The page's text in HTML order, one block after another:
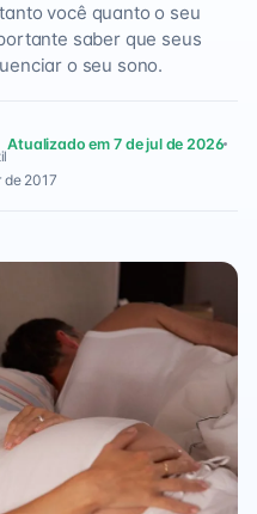
você quanto o seu
saber que seus
o seu sono.
Atualizado em 7 de jul de 2026
de 2017